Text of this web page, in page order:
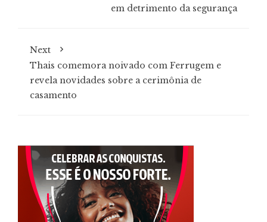
em detrimento da segurança
Next
Thais comemora noivado com Ferrugem e
revela novidades sobre a cerimônia de
casamento